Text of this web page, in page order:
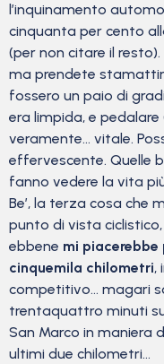
l’inquinamento
cinquanta per cento
(per non citare il resto).
ma prendete
fossero un paio di
era limpida, e
veramente… vitale.
effervescente. Quelle
fanno vedere la vita
Be’, la terza cosa che
punto di vista
ebbene mi piacerebbe
cinquemila chilometri,
competitivo… magari
trentaquattro minuti
San Marco in maniera
ultimi due chilometri…